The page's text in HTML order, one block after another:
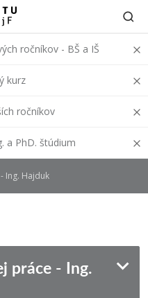
ročníkov - BŠ a IŠ
kurz
ročníkov
a PhD. štúdium
Ing. Hajduk
práce - Ing.